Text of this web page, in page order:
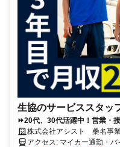
生協のサービススタッ
⏩️20代、30代活躍中！営業・
＆自動昇給制度あり！
株式会社アシスト 桑名事
アクセス: マイカー通勤